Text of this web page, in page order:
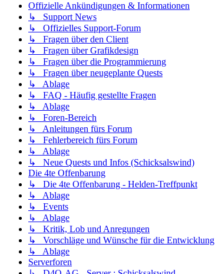
Offizielle Ankündigungen & Informationen
↳ Support News
↳ Offizielles Support-Forum
↳ Fragen über den Client
↳ Fragen über Grafikdesign
↳ Fragen über die Programmierung
↳ Fragen über neugeplante Quests
↳ Ablage
↳ FAQ - Häufig gestellte Fragen
↳ Ablage
↳ Foren-Bereich
↳ Anleitungen fürs Forum
↳ Fehlerbereich fürs Forum
↳ Ablage
↳ Neue Quests und Infos (Schicksalswind)
Die 4te Offenbarung
↳ Die 4te Offenbarung - Helden-Treffpunkt
↳ Ablage
↳ Events
↳ Ablage
↳ Kritik, Lob und Anregungen
↳ Vorschläge und Wünsche für die Entwicklung
↳ Ablage
Serverforen